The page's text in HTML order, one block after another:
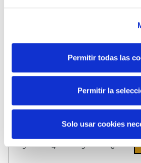
Permitir todas las
Permitir la
Solo usar cookies
MÚSICA
Agosto 2026
Descubre aquí día a día lo que
L M M J
29 30
3 4 5 6